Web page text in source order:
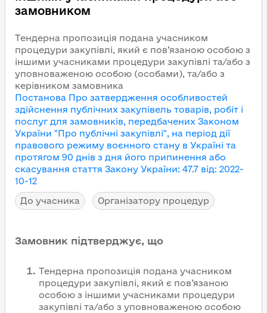
замовником
Тендерна пропозиція подана учасником
процедури закупівлі, який є пов’язаною особою з
іншими учасниками процедури закупівлі та/або з
уповноваженою особою (особами), та/або з
керівником замовника
Постанова Про затвердження особливостей
здійснення публічних закупівель товарів, робіт і
послуг для замовників, передбачених Законом
України "Про публічні закупівлі", на період дії
правового режиму воєнного стану в Україні та
протягом 90 днів з дня його припинення або
скасування стаття Закону України: 47.7 від: 2022-
10-12
До учасника
Організатору процедур
Замовник підтверджує, що
Тендерна пропозиція подана учасником
процедури закупівлі, який є пов’язаною
особою з іншими учасниками процедури
закупівлі та/або з уповноваженою особою